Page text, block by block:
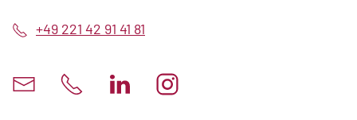
+49 221 42 91 41 81